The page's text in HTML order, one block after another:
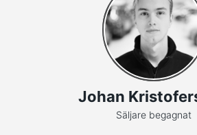
Johan
Säljare begagnat